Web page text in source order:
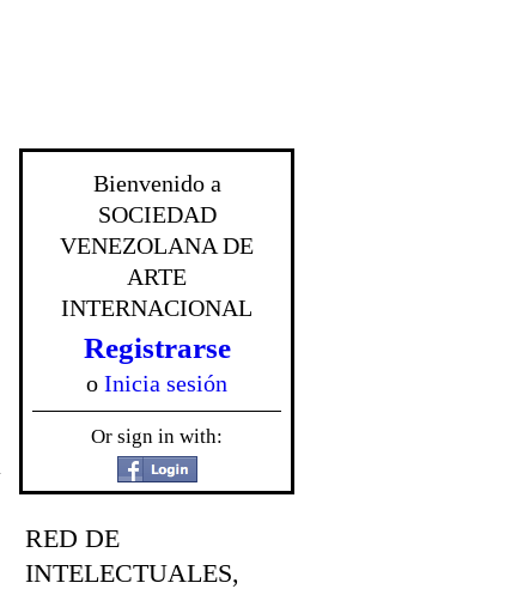
Bienvenido a
SOCIEDAD
VENEZOLANA DE
ARTE
INTERNACIONAL
Registrarse
o Inicia sesión
Or sign in with:
RED DE
INTELECTUALES,